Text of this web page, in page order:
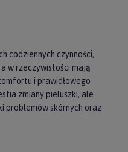
codziennych czynności,
w rzeczywistości mają
i prawidłowego
zmiany pieluszki, ale
problemów skórnych oraz